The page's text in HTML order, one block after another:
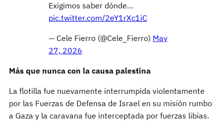
Exigimos saber dónde…
pic.twitter.com/2eY1rXc1iC
— Cele Fierro (@Cele_Fierro) May
27, 2026
Más que nunca con la causa palestina
La flotilla fue nuevamente interrumpida violentamente
por las Fuerzas de Defensa de Israel en su misión rumbo
a Gaza y la caravana fue interceptada por fuerzas libias.